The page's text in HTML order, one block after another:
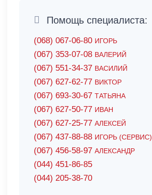
Помощь специалиста:
(068) 067-06-80 ИГОРЬ
(067) 353-07-08 ВАЛЕРИЙ
(067) 551-34-37 ВАСИЛИЙ
(067) 627-62-77 ВИКТОР
(067) 693-30-67 ТАТЬЯНА
(067) 627-50-77 ИВАН
(067) 627-25-77 АЛЕКСЕЙ
(067) 437-88-88 ИГОРЬ (СЕРВИС)
(067) 456-58-97 АЛЕКСАНДР
(044) 451-86-85
(044) 205-38-70